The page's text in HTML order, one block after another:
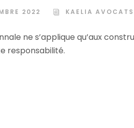
2022 KAELIA AVOCATS
ne s’applique qu’aux
responsabilité.